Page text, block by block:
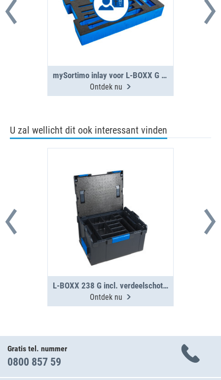
mySortimo inlay voor L-BOXX G 136 dikte 95 mm
Ontdek nu
U zal wellicht dit ook interessant vinden
L-BOXX 238 G incl. verdeelschottenset en IB-Set
Ontdek nu
Gratis tel. nummer
0800 857 59